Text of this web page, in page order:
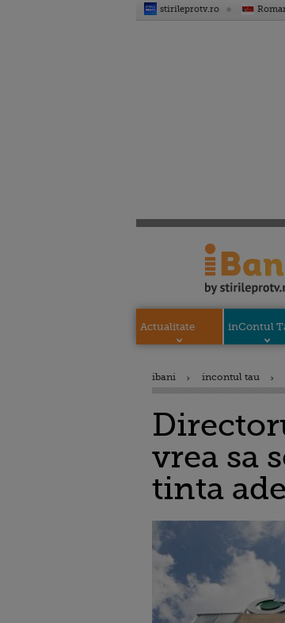
stirileprotv.ro
Actualitate inContul
ibani incontul tau
vrea sa
tinta